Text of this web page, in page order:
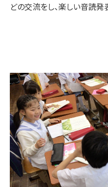
どの交流をし、楽しい音読発